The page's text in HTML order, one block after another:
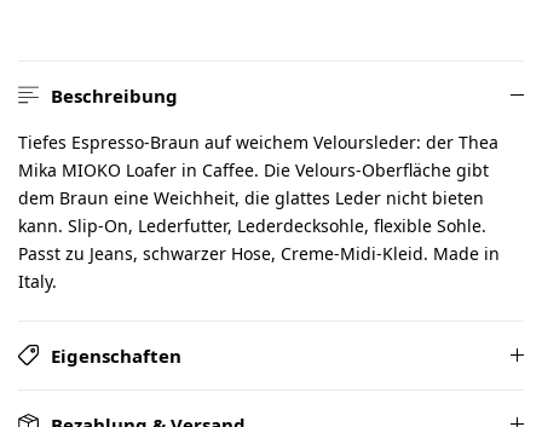
Beschreibung
Tiefes Espresso-Braun auf weichem Veloursleder: der Thea
Mika MIOKO Loafer in Caffee. Die Velours-Oberfläche gibt
dem Braun eine Weichheit, die glattes Leder nicht bieten
kann. Slip-On, Lederfutter, Lederdecksohle, flexible Sohle.
Passt zu Jeans, schwarzer Hose, Creme-Midi-Kleid. Made in
Italy.
Eigenschaften